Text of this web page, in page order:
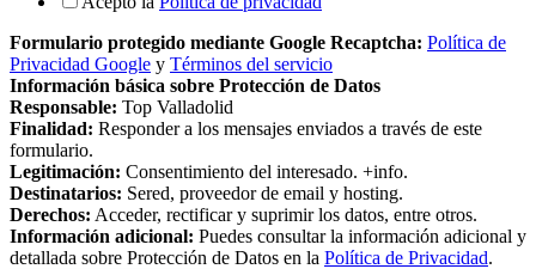
Formulario protegido mediante Google Recaptcha: Política de
Privacidad Google y Términos del servicio
Información básica sobre Protección de Datos
Responsable: Top Valladolid
Finalidad: Responder a los mensajes enviados a través de este
formulario.
Legitimación: Consentimiento del interesado. +info.
Destinatarios: Sered, proveedor de email y hosting.
Derechos: Acceder, rectificar y suprimir los datos, entre otros.
Información adicional: Puedes consultar la información adicional y
detallada sobre Protección de Datos en la Política de Privacidad.